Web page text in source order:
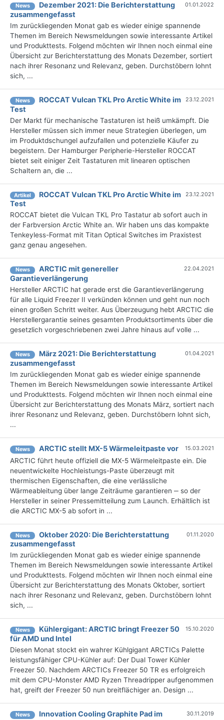
News
Dezember 2021: Die Bericht­erstattung
zusammengefasst
01.01.2022
Im zurückliegenden Monat gab es wieder einige spannende
Themen im Bereich Newsmeldungen sowie interessante Artikel
und Produkttests. Folgend möchten wir Ihnen noch einmal eine
Übersicht zur Berichterstattung des Monats Dezember, sortiert
nach ihrer Resonanz und Relevanz, geben. Durchstöbern lohnt
sich, ...
News
ROCCAT Vulcan TKL Pro Arctic White im
Test
23.12.2021
Der Markt für mechanische Tastaturen ist heiß umkämpft. Die
Hersteller müssen sich immer neue Strategien überlegen, um
im Produktdschungel aufzufallen und potenzielle Käufer zu
begeistern. Der Hamburger Peripherie-Hersteller ROCCAT
bietet seit einiger Zeit Tastaturen mit linearen optischen
Schaltern an, die ...
Artikel
ROCCAT Vulcan TKL Pro Arctic White im
Test
23.12.2021
ROCCAT bietet die Vulcan TKL Pro Tastatur ab sofort auch in
der Farbversion Arctic White an. Wir haben uns das kompakte
Tenkeyless-Format mit Titan Optical Switches im Praxistest
ganz genau angesehen.
News
ARCTIC mit genereller
Garantieverlängerung
22.04.2021
Hersteller ARCTIC hat gerade erst die Garantieverlängerung
für alle Liquid Freezer II verkünden können und geht nun noch
einen großen Schritt weiter. Aus Überzeugung hebt ARCTIC die
Herstellergarantie seines gesamten Produktsortiments über die
gesetzlich vorgeschriebenen zwei Jahre hinaus auf volle ...
News
März 2021: Die Berichterstattung
zusammengefasst
01.04.2021
Im zurückliegenden Monat gab es wieder einige spannende
Themen im Bereich Newsmeldungen sowie interessante Artikel
und Produkttests. Folgend möchten wir Ihnen noch einmal eine
Übersicht zur Berichterstattung des Monats März, sortiert nach
ihrer Resonanz und Relevanz, geben. Durchstöbern lohnt sich,
...
News ARCTIC stellt MX-5 Wärmeleitpaste vor 15.03.2021
ARCTIC führt heute offiziell die MX-5 Wärmeleitpaste ein. Die
neuentwickelte Hochleistungs-Paste überzeugt mit
thermischen Eigenschaften, die eine verlässliche
Wärmeableitung über lange Zeiträume garantieren ‒ so der
Hersteller in seiner Pressemitteilung zum Launch. Erhältlich ist
die ARCTIC MX-5 ab sofort in ...
News
Oktober 2020: Die Berichterstattung
zusammengefasst
01.11.2020
Im zurückliegenden Monat gab es wieder einige spannende
Themen im Bereich Newsmeldungen sowie interessante Artikel
und Produkttests. Folgend möchten wir Ihnen noch einmal eine
Übersicht zur Berichterstattung des Monats Oktober, sortiert
nach ihrer Resonanz und Relevanz, geben. Durchstöbern lohnt
sich, ...
News
Kühlergigant: ARCTIC bringt Freezer 50
für AMD und Intel
15.10.2020
Diesen Monat stockt ein wahrer Kühlgigant ARCTICs Palette
leistungsfähiger CPU-Kühler auf: Der Dual Tower Kühler
Freezer 50. Nachdem ARCTICs Freezer 50 TR es erfolgreich
mit dem CPU-Monster AMD Ryzen Threadripper aufgenommen
hat, greift der Freezer 50 nun breitflächiger an. Design ...
News
Innovation Cooling Graphite Pad im
30.11.2019